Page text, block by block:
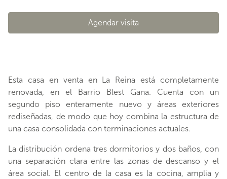
Agendar visita
Esta casa en venta en La Reina está completamente
renovada, en el Barrio Blest Gana. Cuenta con un
segundo piso enteramente nuevo y áreas exteriores
rediseñadas, de modo que hoy combina la estructura de
una casa consolidada con terminaciones actuales.
La distribución ordena tres dormitorios y dos baños, con
una separación clara entre las zonas de descanso y el
área social. El centro de la casa es la cocina, amplia y